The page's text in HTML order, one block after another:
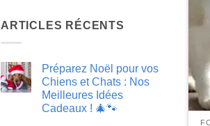
ARTICLES RÉCENTS
Préparez Noël pour vos
Chiens et Chats : Nos
Meilleures Idées
Cadeaux ! 🎄🐾